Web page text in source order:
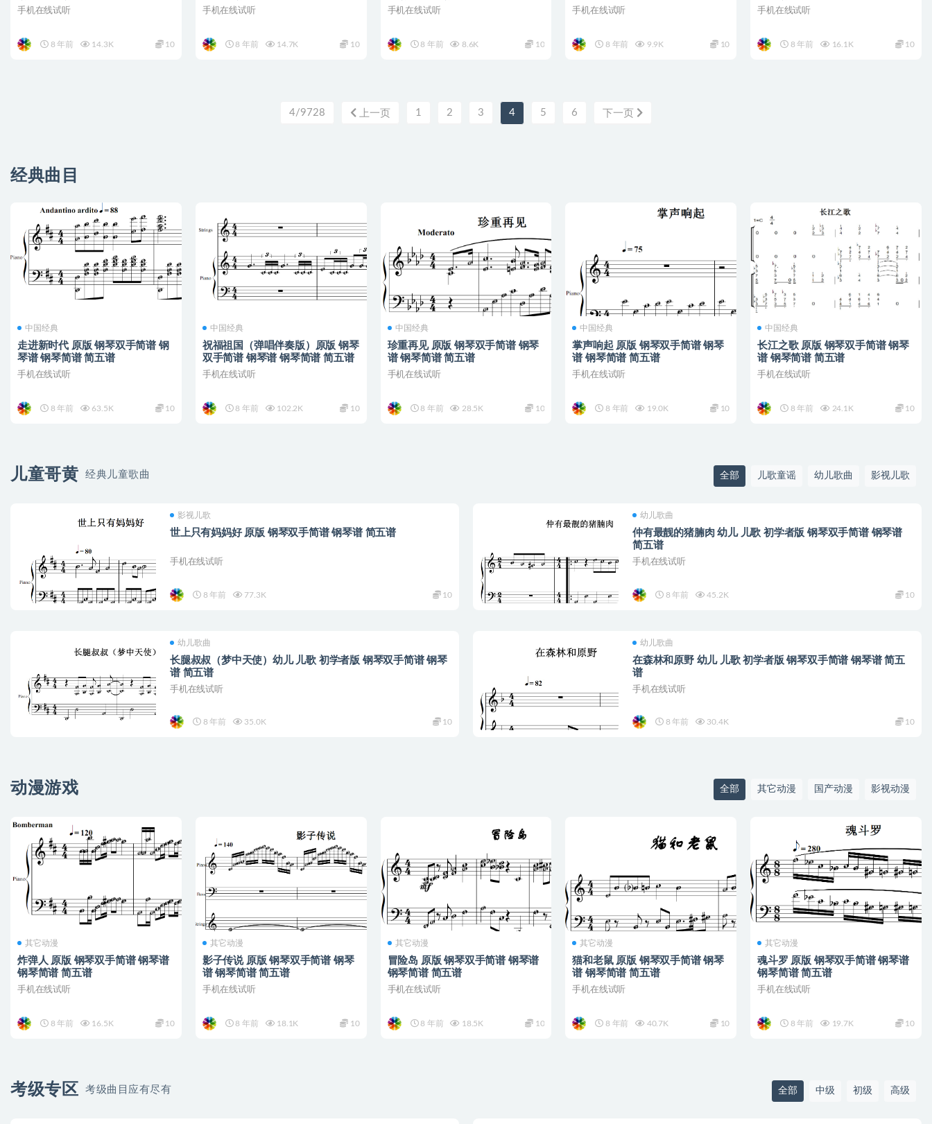
谱 钢琴简谱
手机在线试听
8 年前 14.3K 10
钢琴简谱
手机在线试听
8 年前 14.7K 10
琴谱 钢琴简谱
手机在线试听
8 年前 8.6K 10
手机在线试听
8 年前 9.9K 10
琴简谱
手机在线试听
8 年前 16.1K 10
4/9728 上一页 1 2 3 4 5 6 下一页
经典曲目
中国经典
走进新时代 原版 钢琴双手简谱 钢
琴谱 钢琴简谱 简五谱
手机在线试听
8 年前 63.5K 10
中国经典
祝福祖国（弹唱伴奏版）原版 钢琴
双手简谱 钢琴谱 钢琴简谱 简五谱
手机在线试听
8 年前 102.2K 10
中国经典
珍重再见 原版 钢琴双手简谱 钢琴
谱 钢琴简谱 简五谱
手机在线试听
8 年前 28.5K 10
中国经典
掌声响起 原版 钢琴双手简谱 钢琴
谱 钢琴简谱 简五谱
手机在线试听
8 年前 19.0K 10
中国经典
长江之歌 原版 钢琴双手简谱 钢琴
谱 钢琴简谱 简五谱
手机在线试听
8 年前 24.1K 10
儿童哥黄 经典儿童歌曲 全部 儿歌童谣 幼儿歌曲 影视儿歌
影视儿歌
世上只有妈妈好 原版 钢琴双手简谱 钢琴谱 简五谱
手机在线试听
8 年前 77.3K 10
幼儿歌曲
仲有最靓的猪腩肉 幼儿 儿歌 初学者版 钢琴双手简谱 钢琴谱
简五谱
手机在线试听
8 年前 45.2K 10
幼儿歌曲
长腿叔叔（梦中天使）幼儿 儿歌 初学者版 钢琴双手简谱 钢琴
谱 简五谱
手机在线试听
8 年前 35.0K 10
幼儿歌曲
在森林和原野 幼儿 儿歌 初学者版 钢琴双手简谱 钢琴谱 简五
谱
手机在线试听
8 年前 30.4K 10
动漫游戏 全部 其它动漫 国产动漫 影视动漫
其它动漫
炸弹人 原版 钢琴双手简谱 钢琴谱
钢琴简谱 简五谱
手机在线试听
8 年前 16.5K 10
其它动漫
影子传说 原版 钢琴双手简谱 钢琴
谱 钢琴简谱 简五谱
手机在线试听
8 年前 18.1K 10
其它动漫
冒险岛 原版 钢琴双手简谱 钢琴谱
钢琴简谱 简五谱
手机在线试听
8 年前 18.5K 10
其它动漫
猫和老鼠 原版 钢琴双手简谱 钢琴
谱 钢琴简谱 简五谱
手机在线试听
8 年前 40.7K 10
其它动漫
魂斗罗 原版 钢琴双手简谱 钢琴谱
钢琴简谱 简五谱
手机在线试听
8 年前 19.7K 10
考级专区 考级曲目应有尽有 全部 中级 初级 高级